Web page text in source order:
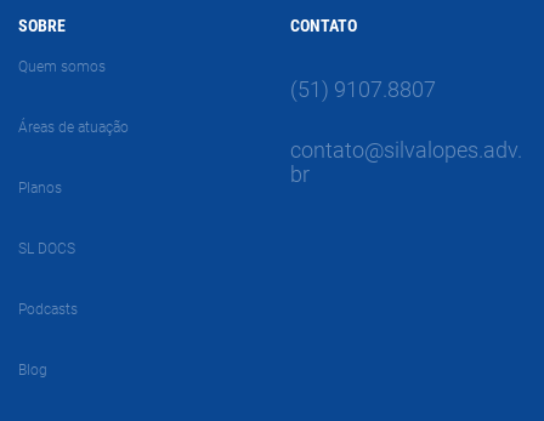
SOBRE
Quem somos
Áreas de atuação
Planos
SL DOCS
Podcasts
Blog
CONTATO
(51) 9107.8807
contato@silvalopes.adv.
br